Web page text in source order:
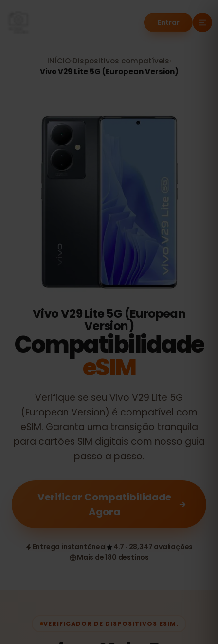
Entrar
INÍCIO› Dispositivos compatíveis
Vivo V29 Lite 5G (European Version)
Vivo V29 Lite 5G (European
Version)
Compatibilidade
eSIM
Verifique se seu Vivo V29 Lite 5G
(European Version) é compatível com
eSIM. Garanta uma transição tranquila
para cartões SIM digitais com nosso guia
passo a passo.
Verificar Compatibilidade
Agora
Entrega instantânea
4.7 · 28,347 avaliações
Mais de 180 destinos
VERIFICADOR DE DISPOSITIVOS ESIM: